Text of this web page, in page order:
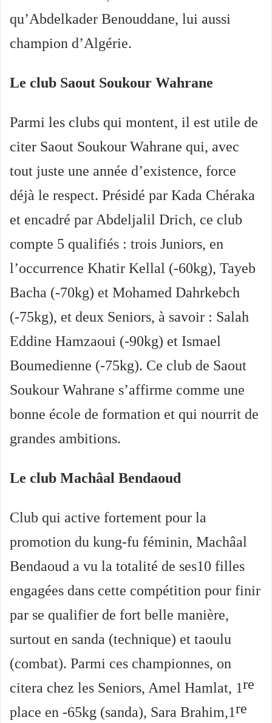
qu’Abdelkader Benouddane, lui aussi
champion d’Algérie.
Le club Saout Soukour Wahrane
Parmi les clubs qui montent, il est utile de
citer Saout Soukour Wahrane qui, avec
tout juste une année d’existence, force
déjà le respect. Présidé par Kada Chéraka
et encadré par Abdeljalil Drich, ce club
compte 5 qualifiés : trois Juniors, en
l’occurrence Khatir Kellal (-60kg), Tayeb
Bacha (-70kg) et Mohamed Dahrkebch
(-75kg), et deux Seniors, à savoir : Salah
Eddine Hamzaoui (-90kg) et Ismael
Boumedienne (-75kg). Ce club de Saout
Soukour Wahrane s’affirme comme une
bonne école de formation et qui nourrit de
grandes ambitions.
Le club Machâal Bendaoud
Club qui active fortement pour la
promotion du kung-fu féminin, Machâal
Bendaoud a vu la totalité de ses10 filles
engagées dans cette compétition pour finir
par se qualifier de fort belle manière,
surtout en sanda (technique) et taoulu
(combat). Parmi ces championnes, on
citera chez les Seniors, Amel Hamlat, 1re
place en -65kg (sanda), Sara Brahim,1re